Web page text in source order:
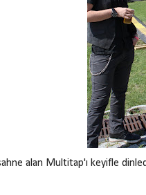
alan Multitap'ı keyifle